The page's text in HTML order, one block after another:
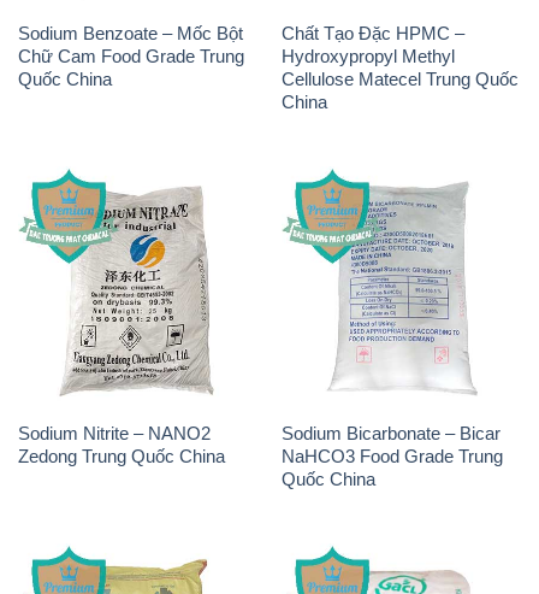
Sodium Nitrite – NANO2
Zedong Trung Quốc China
Sodium Bicarbonate – Bicar
NaHCO3 Food Grade Trung
Quốc China